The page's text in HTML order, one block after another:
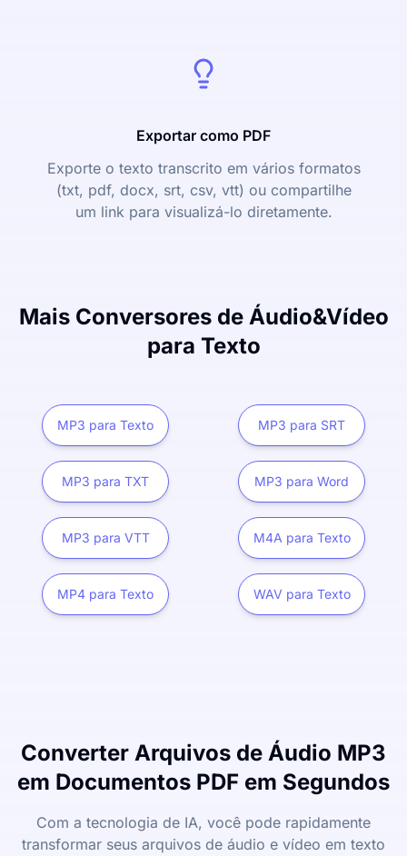
Exportar como PDF
Exporte o texto transcrito em vários formatos
(txt, pdf, docx, srt, csv, vtt) ou compartilhe
um link para visualizá-lo diretamente.
Mais Conversores de Áudio&Vídeo
para Texto
MP3 para Texto MP3 para SRT
MP3 para TXT MP3 para Word
MP3 para VTT M4A para Texto
MP4 para Texto WAV para Texto
Converter Arquivos de Áudio MP3
em Documentos PDF em Segundos
Com a tecnologia de IA, você pode rapidamente
transformar seus arquivos de áudio e vídeo em texto